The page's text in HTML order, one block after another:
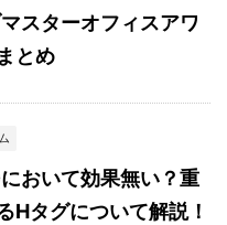
スターオフィスアワ
とめ
おいて効果無い？重
Hタグについて解説！